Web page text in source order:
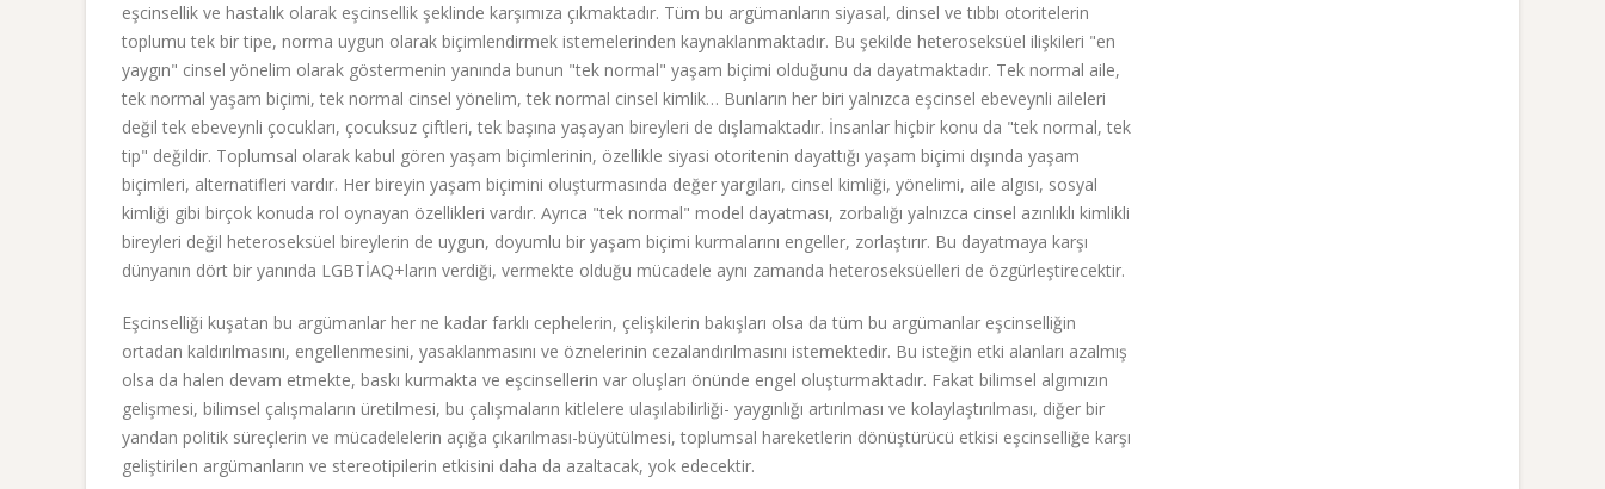
eşcinsellik ve hastalık olarak eşcinsellik şeklinde karşımıza çıkmaktadır. Tüm bu argümanların siyasal, dinsel ve tıbbı otoritelerin
toplumu tek bir tipe, norma uygun olarak biçimlendirmek istemelerinden kaynaklanmaktadır. Bu şekilde heteroseksüel ilişkileri "en
yaygın" cinsel yönelim olarak göstermenin yanında bunun "tek normal" yaşam biçimi olduğunu da dayatmaktadır. Tek normal aile,
tek normal yaşam biçimi, tek normal cinsel yönelim, tek normal cinsel kimlik… Bunların her biri yalnızca eşcinsel ebeveynli aileleri
değil tek ebeveynli çocukları, çocuksuz çiftleri, tek başına yaşayan bireyleri de dışlamaktadır. İnsanlar hiçbir konu da "tek normal, tek
tip" değildir. Toplumsal olarak kabul gören yaşam biçimlerinin, özellikle siyasi otoritenin dayattığı yaşam biçimi dışında yaşam
biçimleri, alternatifleri vardır. Her bireyin yaşam biçimini oluşturmasında değer yargıları, cinsel kimliği, yönelimi, aile algısı, sosyal
kimliği gibi birçok konuda rol oynayan özellikleri vardır. Ayrıca "tek normal" model dayatması, zorbalığı yalnızca cinsel azınlıklı kimlikli
bireyleri değil heteroseksüel bireylerin de uygun, doyumlu bir yaşam biçimi kurmalarını engeller, zorlaştırır. Bu dayatmaya karşı
dünyanın dört bir yanında LGBTİAQ+ların verdiği, vermekte olduğu mücadele aynı zamanda heteroseksüelleri de özgürleştirecektir.
Eşcinselliği kuşatan bu argümanlar her ne kadar farklı cephelerin, çelişkilerin bakışları olsa da tüm bu argümanlar eşcinselliğin
ortadan kaldırılmasını, engellenmesini, yasaklanmasını ve öznelerinin cezalandırılmasını istemektedir. Bu isteğin etki alanları azalmış
olsa da halen devam etmekte, baskı kurmakta ve eşcinsellerin var oluşları önünde engel oluşturmaktadır. Fakat bilimsel algımızın
gelişmesi, bilimsel çalışmaların üretilmesi, bu çalışmaların kitlelere ulaşılabilirliği- yaygınlığı artırılması ve kolaylaştırılması, diğer bir
yandan politik süreçlerin ve mücadelelerin açığa çıkarılması-büyütülmesi, toplumsal hareketlerin dönüştürücü etkisi eşcinselliğe karşı
geliştirilen argümanların ve stereotipilerin etkisini daha da azaltacak, yok edecektir.